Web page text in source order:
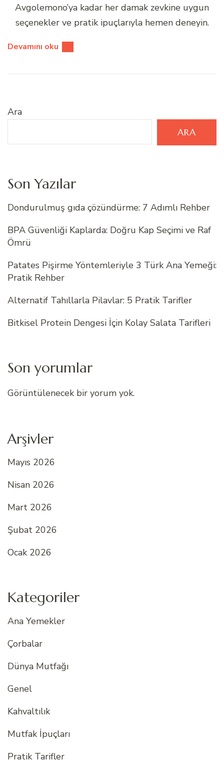
Avgolemono’ya kadar her damak zevkine uygun
seçenekler ve pratik ipuçlarıyla hemen deneyin.
Devamını oku
Ara
ARA
Son Yazılar
Dondurulmuş gıda çözündürme: 7 Adımlı Rehber
BPA Güvenliği Kaplarda: Doğru Kap Seçimi ve Raf
Ömrü
Patates Pişirme Yöntemleriyle 3 Türk Ana Yemeği:
Pratik Rehber
Alternatif Tahıllarla Pilavlar: 5 Pratik Tarifler
Bitkisel Protein Dengesi İçin Kolay Salata Tarifleri
Son yorumlar
Görüntülenecek bir yorum yok.
Arşivler
Mayıs 2026
Nisan 2026
Mart 2026
Şubat 2026
Ocak 2026
Kategoriler
Ana Yemekler
Çorbalar
Dünya Mutfağı
Genel
Kahvaltılık
Mutfak İpuçları
Pratik Tarifler